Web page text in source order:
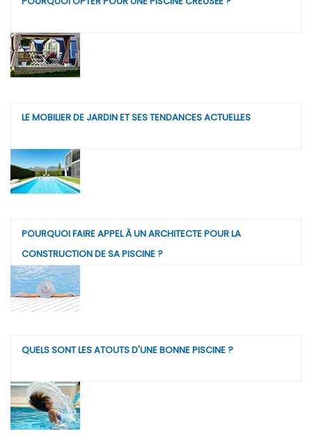
LE MOBILIER DE JARDIN ET SES TENDANCES ACTUELLES
POURQUOI FAIRE APPEL À UN ARCHITECTE POUR LA
CONSTRUCTION DE SA PISCINE ?
QUELS SONT LES ATOUTS D'UNE BONNE PISCINE ?